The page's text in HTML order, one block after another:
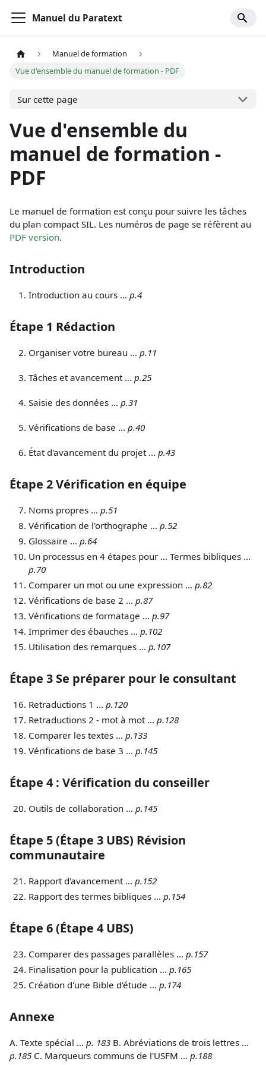
Manuel du Paratext
Manuel de formation
Vue d'ensemble du manuel de formation - PDF
Sur cette page
Vue d'ensemble du
manuel de formation -
PDF
Le manuel de formation est conçu pour suivre les tâches
du plan compact SIL. Les numéros de page se réfèrent au
PDF version.
Introduction
Introduction au cours ... p.4
Étape 1 Rédaction
Organiser votre bureau ... p.11
Tâches et avancement ... p.25
Saisie des données ... p.31
Vérifications de base ... p.40
État d'avancement du projet ... p.43
Étape 2 Vérification en équipe
Noms propres ... p.51
Vérification de l'orthographe ... p.52
Glossaire ... p.64
Un processus en 4 étapes pour ... Termes bibliques ...
p.70
Comparer un mot ou une expression ... p.82
Vérifications de base 2 ... p.87
Vérifications de formatage ... p.97
Imprimer des ébauches ... p.102
Utilisation des remarques ... p.107
Étape 3 Se préparer pour le consultant
Retraductions 1 ... p.120
Retraductions 2 - mot à mot ... p.128
Comparer les textes ... p.133
Vérifications de base 3 ... p.145
Étape 4 : Vérification du conseiller
Outils de collaboration ... p.145
Étape 5 (Étape 3 UBS) Révision
communautaire
Rapport d'avancement ... p.152
Rapport des termes bibliques ... p.154
Étape 6 (Étape 4 UBS)
Comparer des passages parallèles ... p.157
Finalisation pour la publication ... p.165
Création d'une Bible d'étude ... p.174
Annexe
A. Texte spécial ... p. 183 B. Abréviations de trois lettres ...
p.185 C. Marqueurs communs de l'USFM ... p.188